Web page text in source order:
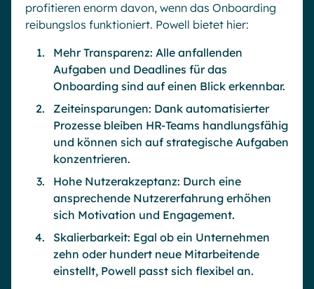
profitieren enorm davon, wenn das Onboarding
reibungslos funktioniert. Powell bietet hier:
Mehr Transparenz: Alle anfallenden
Aufgaben und Deadlines für das
Onboarding sind auf einen Blick erkennbar.
Zeiteinsparungen: Dank automatisierter
Prozesse bleiben HR-Teams handlungsfähig
und können sich auf strategische Aufgaben
konzentrieren.
Hohe Nutzerakzeptanz: Durch eine
ansprechende Nutzererfahrung erhöhen
sich Motivation und Engagement.
Skalierbarkeit: Egal ob ein Unternehmen
zehn oder hundert neue Mitarbeitende
einstellt, Powell passt sich flexibel an.